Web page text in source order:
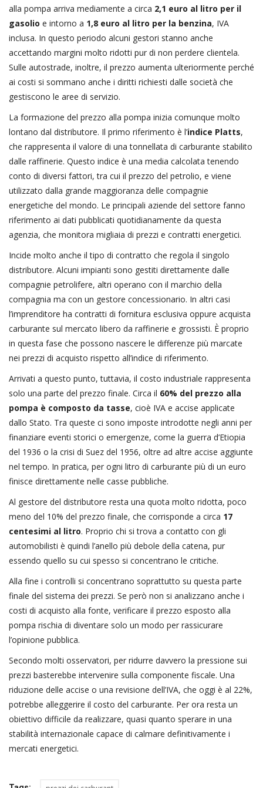
alla pompa arriva mediamente a circa 2,1 euro al litro per il
gasolio e intorno a 1,8 euro al litro per la benzina, IVA
inclusa. In questo periodo alcuni gestori stanno anche
accettando margini molto ridotti pur di non perdere clientela.
Sulle autostrade, inoltre, il prezzo aumenta ulteriormente perché
ai costi si sommano anche i diritti richiesti dalle società che
gestiscono le aree di servizio.
La formazione del prezzo alla pompa inizia comunque molto
lontano dal distributore. Il primo riferimento è l’indice Platts,
che rappresenta il valore di una tonnellata di carburante stabilito
dalle raffinerie. Questo indice è una media calcolata tenendo
conto di diversi fattori, tra cui il prezzo del petrolio, e viene
utilizzato dalla grande maggioranza delle compagnie
energetiche del mondo. Le principali aziende del settore fanno
riferimento ai dati pubblicati quotidianamente da questa
agenzia, che monitora migliaia di prezzi e contratti energetici.
Incide molto anche il tipo di contratto che regola il singolo
distributore. Alcuni impianti sono gestiti direttamente dalle
compagnie petrolifere, altri operano con il marchio della
compagnia ma con un gestore concessionario. In altri casi
l’imprenditore ha contratti di fornitura esclusiva oppure acquista
carburante sul mercato libero da raffinerie e grossisti. È proprio
in questa fase che possono nascere le differenze più marcate
nei prezzi di acquisto rispetto all’indice di riferimento.
Arrivati a questo punto, tuttavia, il costo industriale rappresenta
solo una parte del prezzo finale. Circa il 60% del prezzo alla
pompa è composto da tasse, cioè IVA e accise applicate
dallo Stato. Tra queste ci sono imposte introdotte negli anni per
finanziare eventi storici o emergenze, come la guerra d’Etiopia
del 1936 o la crisi di Suez del 1956, oltre ad altre accise aggiunte
nel tempo. In pratica, per ogni litro di carburante più di un euro
finisce direttamente nelle casse pubbliche.
Al gestore del distributore resta una quota molto ridotta, poco
meno del 10% del prezzo finale, che corrisponde a circa 17
centesimi al litro. Proprio chi si trova a contatto con gli
automobilisti è quindi l’anello più debole della catena, pur
essendo quello su cui spesso si concentrano le critiche.
Alla fine i controlli si concentrano soprattutto su questa parte
finale del sistema dei prezzi. Se però non si analizzano anche i
costi di acquisto alla fonte, verificare il prezzo esposto alla
pompa rischia di diventare solo un modo per rassicurare
l’opinione pubblica.
Secondo molti osservatori, per ridurre davvero la pressione sui
prezzi basterebbe intervenire sulla componente fiscale. Una
riduzione delle accise o una revisione dell’IVA, che oggi è al 22%,
potrebbe alleggerire il costo del carburante. Per ora resta un
obiettivo difficile da realizzare, quasi quanto sperare in una
stabilità internazionale capace di calmare definitivamente i
mercati energetici.